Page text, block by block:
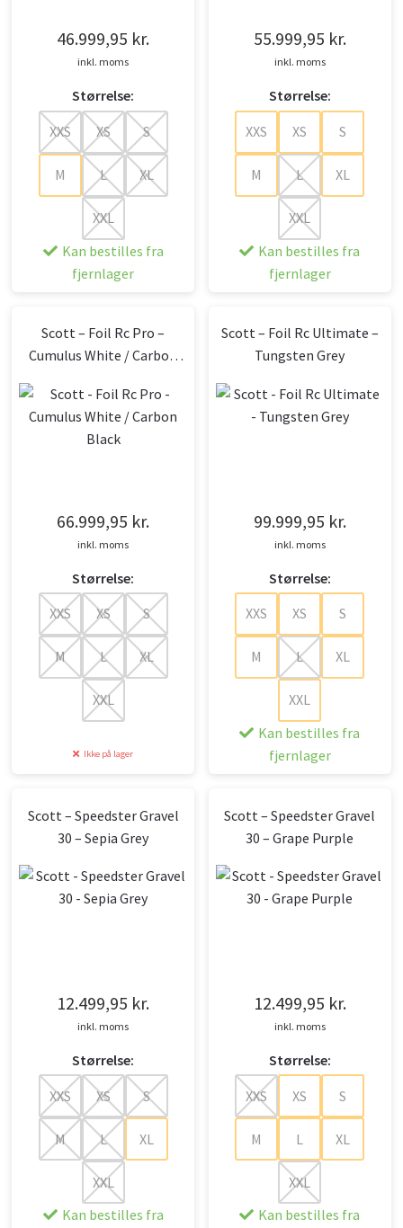
46.999,95 kr.
inkl. moms
Størrelse:
XXS
XS S
M L XL
XXL
Kan bestilles fra
fjernlager
55.999,95 kr.
inkl. moms
Størrelse:
XXS
XS S
M L XL
XXL
Kan bestilles fra
fjernlager
Scott – Foil Rc Pro –
Cumulus White / Carbon
66.999,95 kr.
inkl. moms
Størrelse:
XXS
XS S
M L XL
XXL
Ikke på lager
Scott – Foil Rc Ultimate –
Tungsten Grey
99.999,95 kr.
inkl. moms
Størrelse:
XXS
XS S
M L XL
XXL
Kan bestilles fra
fjernlager
Scott – Speedster Gravel
30 – Sepia Grey
12.499,95 kr.
inkl. moms
Størrelse:
XXS
XS S
M L XL
XXL
Kan bestilles fra
Scott – Speedster Gravel
30 – Grape Purple
12.499,95 kr.
inkl. moms
Størrelse:
XXS
XS S
M L XL
XXL
Kan bestilles fra